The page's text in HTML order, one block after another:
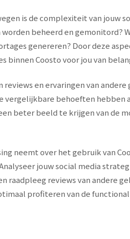
is de complexiteit van jouw
beheerd en gemonitord?
genereren? Door deze
binnen Coosto voor jou van
en ervaringen van
vergelijkbare behoeften hebben
beter beeld te krijgen van de
neemt over het gebruik van
jouw social media
raadpleeg reviews van andere
profiteren van de